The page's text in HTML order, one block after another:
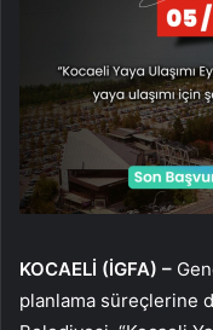
KOCAELİ (İGFA) –
planlama süreçlerine